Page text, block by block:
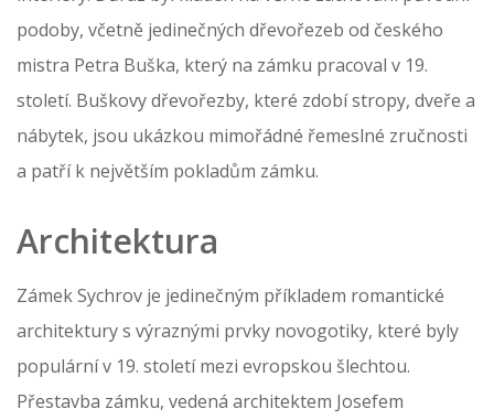
podoby, včetně jedinečných dřevořezeb od českého
mistra Petra Buška, který na zámku pracoval v 19.
století. Buškovy dřevořezby, které zdobí stropy, dveře a
nábytek, jsou ukázkou mimořádné řemeslné zručnosti
a patří k největším pokladům zámku.
Architektura
Zámek Sychrov je jedinečným příkladem romantické
architektury s výraznými prvky novogotiky, které byly
populární v 19. století mezi evropskou šlechtou.
Přestavba zámku, vedená architektem Josefem